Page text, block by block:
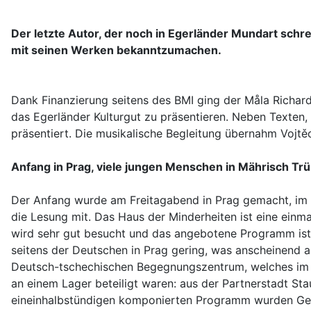
Der letzte Autor, der noch in Egerländer Mundart
mit seinen Werken bekanntzumachen.
Dank Finanzierung seitens des BMI ging der Måla
das Egerländer Kulturgut zu präsentieren. Neben
präsentiert. Die musikalische Begleitung übernahm
Anfang in Prag, viele jungen Menschen in Mährisch
Der Anfang wurde am Freitagabend in Prag gemacht,
die Lesung mit. Das Haus der Minderheiten ist eine
wird sehr gut besucht und das angebotene Programm
seitens der Deutschen in Prag gering, was
Deutsch-tschechischen Begegnungszentrum, welches
an einem Lager beteiligt waren: aus der Partnerstadt
eineinhalbstündigen komponierten Programm wurden